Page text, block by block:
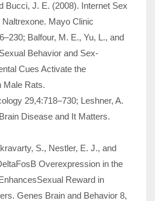
Bucci, J. E. (2008). Internet Sex
Mayo Clinic
Balfour, M. E., Yu, L., and
Behavior and Sex-
Cues Activate the
Male Rats.
29,4:718–730; Leshner, A.
Disease and It Matters.
S., Nestler, E. J., and
Overexpression in the
Reward in
Genes Brain and Behavior 8,